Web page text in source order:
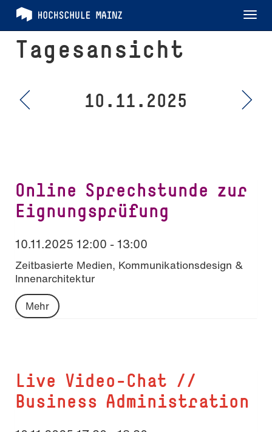
Tagesansicht
10.11.2025
Online Sprechstunde zur
Eignungsprüfung
10.11.2025 12:00 - 13:00
Zeitbasierte Medien, Kommunikationsdesign &
Innenarchitektur
Mehr
Live Video-Chat //
Business Administration